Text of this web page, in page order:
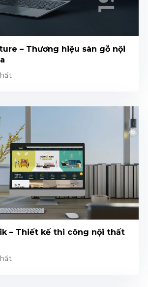
– Thương hiệu sàn gỗ nội
– Thiết kế thi công nội thất